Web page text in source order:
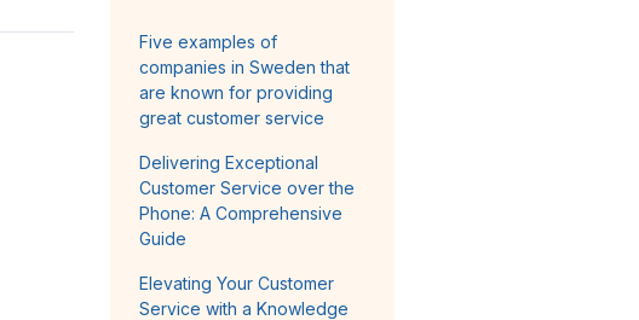
Five examples of
companies in Sweden that
are known for providing
great customer service
Delivering Exceptional
Customer Service over the
Phone: A Comprehensive
Guide
Elevating Your Customer
Service with a Knowledge